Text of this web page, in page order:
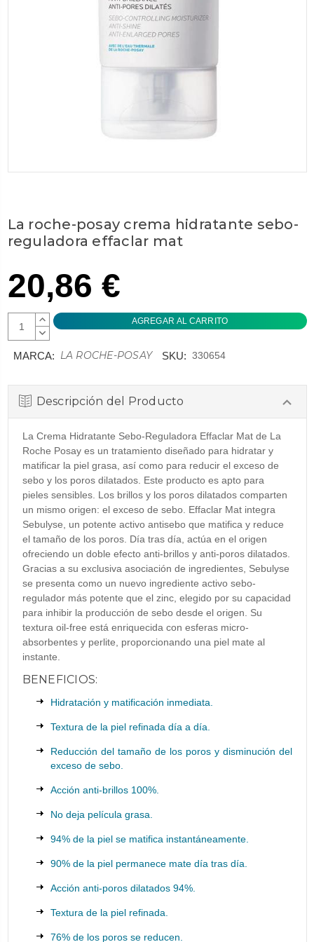
La roche-posay crema hidratante sebo-
reguladora effaclar mat
20,86 €
AUMENTAR
CANTIDAD:
DISMINUIR
MARCA: LA ROCHE-POSAY SKU: 330654
Descripción del Producto
La Crema Hidratante Sebo-Reguladora Effaclar Mat de La
Roche Posay es un tratamiento diseñado para hidratar y
matificar la piel grasa, así como para reducir el exceso de
sebo y los poros dilatados. Este producto es apto para
pieles sensibles. Los brillos y los poros dilatados comparten
un mismo origen: el exceso de sebo. Effaclar Mat integra
Sebulyse, un potente activo antisebo que matifica y reduce
el tamaño de los poros. Día tras día, actúa en el origen
ofreciendo un doble efecto anti-brillos y anti-poros dilatados.
Gracias a su exclusiva asociación de ingredientes, Sebulyse
se presenta como un nuevo ingrediente activo sebo-
regulador más potente que el zinc, elegido por su capacidad
para inhibir la producción de sebo desde el origen. Su
textura oil-free está enriquecida con esferas micro-
absorbentes y perlite, proporcionando una piel mate al
instante.
BENEFICIOS:
Hidratación y matificación inmediata.
Textura de la piel refinada día a día.
Reducción del tamaño de los poros y disminución del
exceso de sebo.
Acción anti-brillos 100%.
No deja película grasa.
94% de la piel se matifica instantáneamente.
90% de la piel permanece mate día tras día.
Acción anti-poros dilatados 94%.
Textura de la piel refinada.
76% de los poros se reducen.